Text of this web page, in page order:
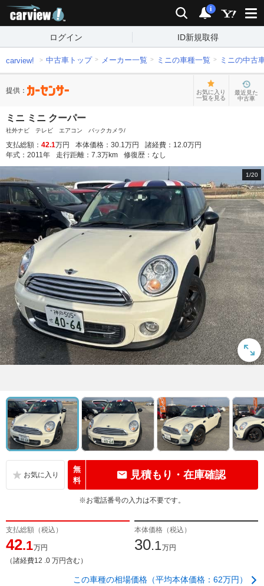
検索 通知
i
ログイン ID新規取得
carview! 中古車トップ メーカー一覧 ミニの車種一覧 ミニの中古
提供：
お気に入り
一覧を見る
最近見た
中古車
ミニ ミニ クーパー
社外ナビ テレビ エアコン バックカメラ/
支払総額： 42.1万円 本体価格： 30.1万円 諸経費： 12.0万円
年式： 2011年 走行距離： 7.3万km 修復歴： なし
1/20
無
料
見積もり・在庫確認
※お電話番号の入力は不要です。
支払総額（税込）
42.1万円
（諸経費12 .0 万円含む）
本体価格（税込）
30.1万円
この車種の相場価格（平均本体価格：62万円）